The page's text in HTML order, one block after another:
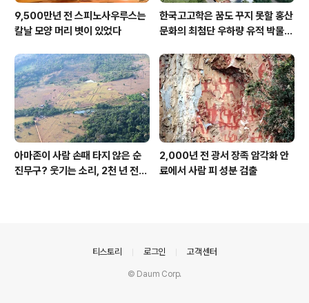
9,500만년 전 스피노사우루스는
칼날 모양 머리 볏이 있었다
한국고고학은 꿈도 꾸지 못할 홍산
문화의 최첨단 우하량 유적 박물관
아마존이 사람 손때 타지 않은 순
진무구? 웃기는 소리, 2천 년 전에
2,000년 전 광서 장족 암각화 안
료에서 사람 피 성분 검출
티스토리 로그인 고객센터
© Daum Corp.